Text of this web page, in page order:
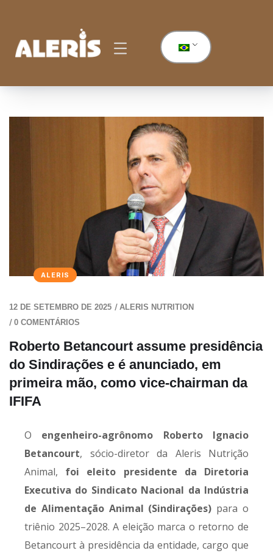
ALERIS
12 DE SETEMBRO DE 2025 / ALERIS NUTRITION
/ 0 COMENTÁRIOS
Roberto Betancourt assume presidência
do Sindirações e é anunciado, em
primeira mão, como vice-chairman da
IFIFA
O engenheiro-agrônomo Roberto Ignacio
Betancourt, sócio-diretor da Aleris Nutrição
Animal, foi eleito presidente da Diretoria
Executiva do Sindicato Nacional da Indústria
de Alimentação Animal (Sindirações) para o
triênio 2025–2028. A eleição marca o retorno de
Betancourt à presidência da entidade, cargo que